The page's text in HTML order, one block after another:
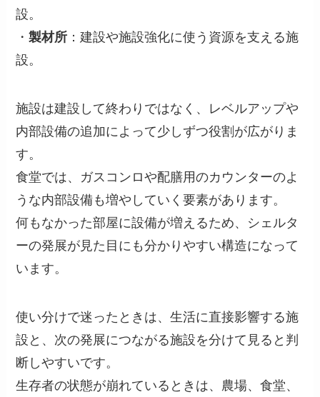
設。
・製材所 ：建設や施設強化に使う資源を支える施
設。
施設は建設して終わりではなく、レベルアップや
内部設備の追加によって少しずつ役割が広がりま
す。
食堂では、ガスコンロや配膳用のカウンターのよ
うな内部設備も増やしていく要素があります。
何もなかった部屋に設備が増えるため、シェルタ
ーの発展が見た目にも分かりやすい構造になって
います。
使い分けで迷ったときは、生活に直接影響する施
設と、次の発展につながる施設を分けて見ると判
断しやすいです。
生存者の状態が崩れているときは、農場、食堂、